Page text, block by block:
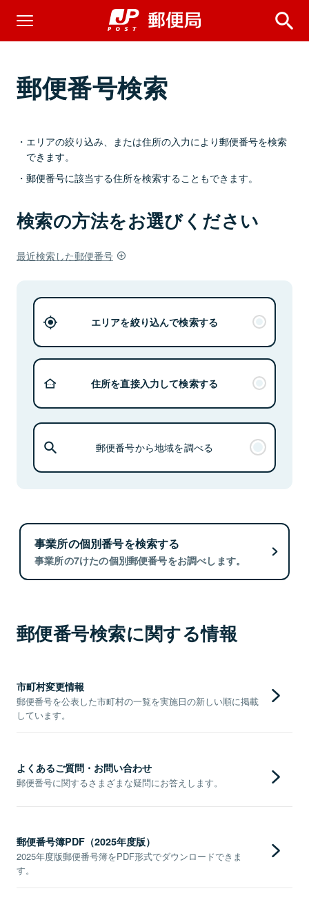
郵便番号検索
エリアの絞り込み、または住所の入力により郵便番号を検索
できます。
郵便番号に該当する住所を検索することもできます。
検索の方法をお選びください
最近検索した郵便番号
エリアを絞り込んで検索する
住所を直接入力して検索する
郵便番号から地域を調べる
事業所の個別番号を検索する
事業所の7けたの個別郵便番号をお調べします。
郵便番号検索に関する情報
市町村変更情報
郵便番号を公表した市町村の一覧を実施日の新しい順に掲載
しています。
よくあるご質問・お問い合わせ
郵便番号に関するさまざまな疑問にお答えします。
郵便番号簿PDF（2025年度版）
2025年度版郵便番号簿をPDF形式でダウンロードできま
す。